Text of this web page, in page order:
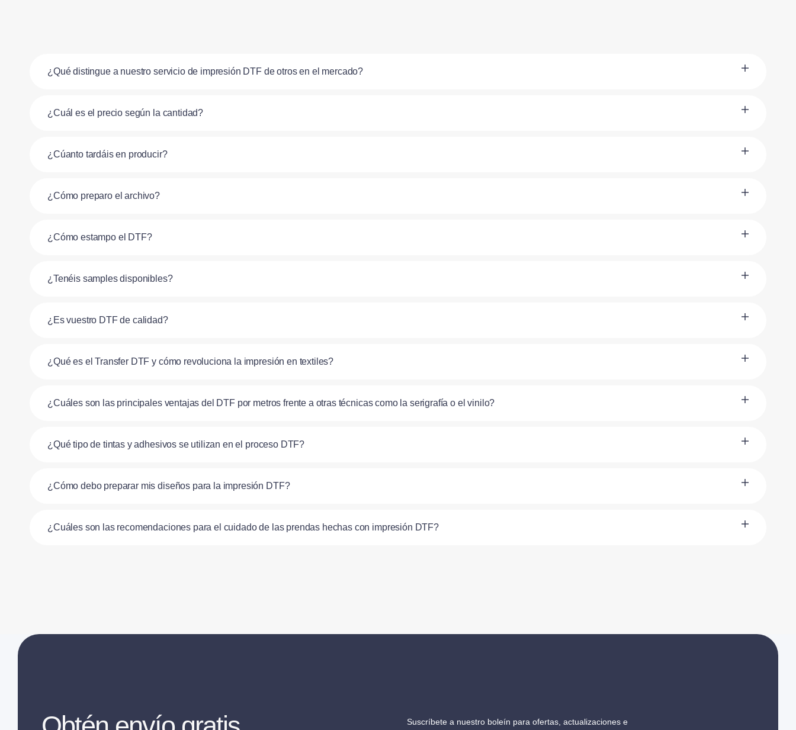
¿Qué distingue a nuestro servicio de impresión DTF de otros en el mercado?
¿Cuál es el precio según la cantidad?
¿Cúanto tardáis en producir?
¿Cómo preparo el archivo?
¿Cómo estampo el DTF?
¿Tenéis samples disponibles?
¿Es vuestro DTF de calidad?
¿Qué es el Transfer DTF y cómo revoluciona la impresión en textiles?
¿Cuáles son las principales ventajas del DTF por metros frente a otras técnicas como la serigrafía o el vinilo?
¿Qué tipo de tintas y adhesivos se utilizan en el proceso DTF?
¿Cómo debo preparar mis diseños para la impresión DTF?
¿Cuáles son las recomendaciones para el cuidado de las prendas hechas con impresión DTF?
Suscríbete a nuestro boleín para ofertas, actualizaciones e